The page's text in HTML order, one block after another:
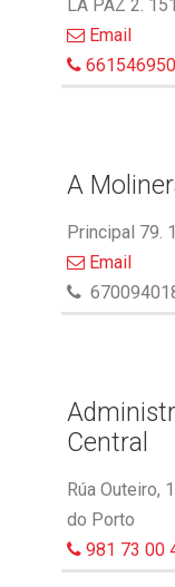
LA PAZ 2.
Email
661546950
A
Principal 79.
Email
Central
Rúa Outeiro,
do Porto
981 73 00